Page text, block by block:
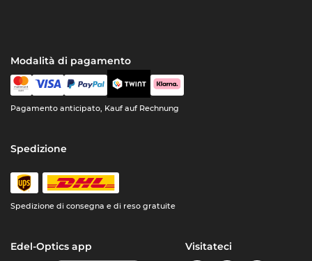
Modalità di pagamento
Pagamento anticipato, Kauf auf Rechnung
Spedizione
Spedizione di consegna e di reso gratuite
Edel-Optics app Visitateci